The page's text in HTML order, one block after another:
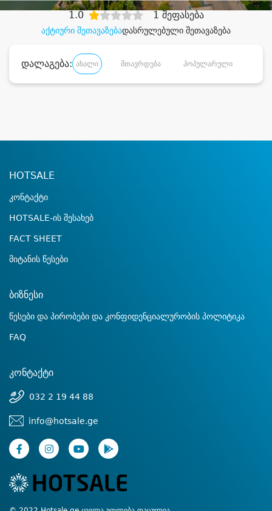
აქტიური შეთავაზებადასრულებული შეთავაზება
1.0 1 შეფასება
დალაგება: ახალი მთავრდება პოპულარული
HOTSALE
კონტაქტი
HOTSALE-ის შესახებ
FACT SHEET
მიტანის წესები
ბიზნესი
წესები და პირობები და კონფიდენციალურობის პოლიტიკა
FAQ
კონტაქტი
032 2 19 44 88
info@hotsale.ge